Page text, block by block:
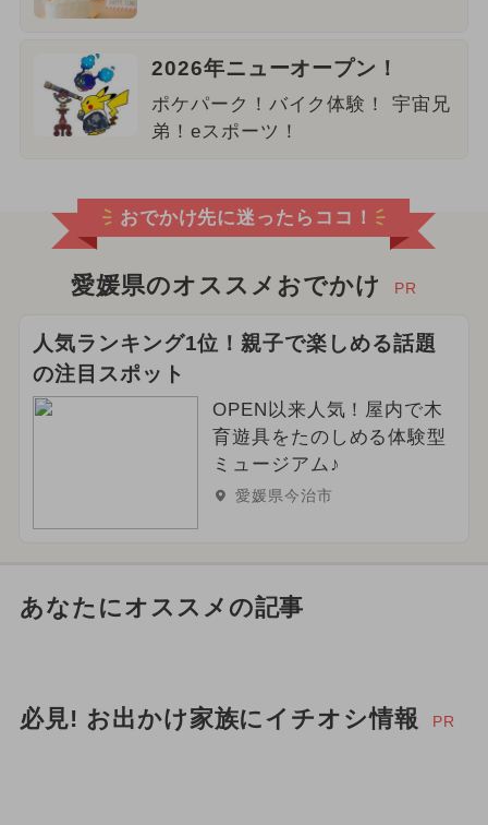
2026年ニューオープン！
ポケパーク！バイク体験！ 宇宙兄
弟！eスポーツ！
おでかけ先に迷ったらココ！
愛媛県のオススメおでかけ PR
人気ランキング1位！親子で楽しめる話題
の注目スポット
OPEN以来人気！屋内で木
育遊具をたのしめる体験型
ミュージアム♪
愛媛県今治市
あなたにオススメの記事
必見! お出かけ家族にイチオシ情報 PR